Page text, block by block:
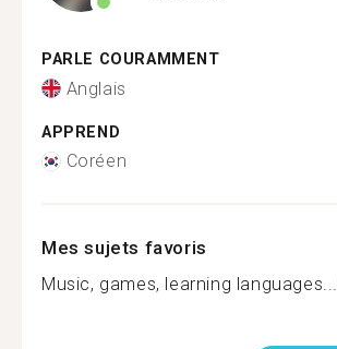
PARLE COURAMMENT
Anglais
APPREND
Coréen
Mes sujets favoris
Music, games, learning languages...